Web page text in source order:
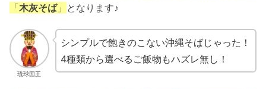
「木灰そば」 となります♪
琉球国王
シンプルで飽きのこない沖縄そばじゃった！
4種類から選べるご飯物もハズレ無し！